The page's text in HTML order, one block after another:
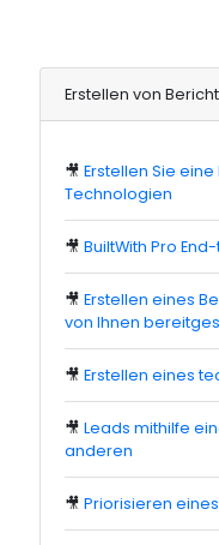
Erstellen von
🎥 Erstellen Sie
Technologien
🎥 BuiltWith Pro
🎥 Erstellen eines
von Ihnen
🎥 Erstellen eines
🎥 Leads mithilfe
anderen
🎥 Priorisieren